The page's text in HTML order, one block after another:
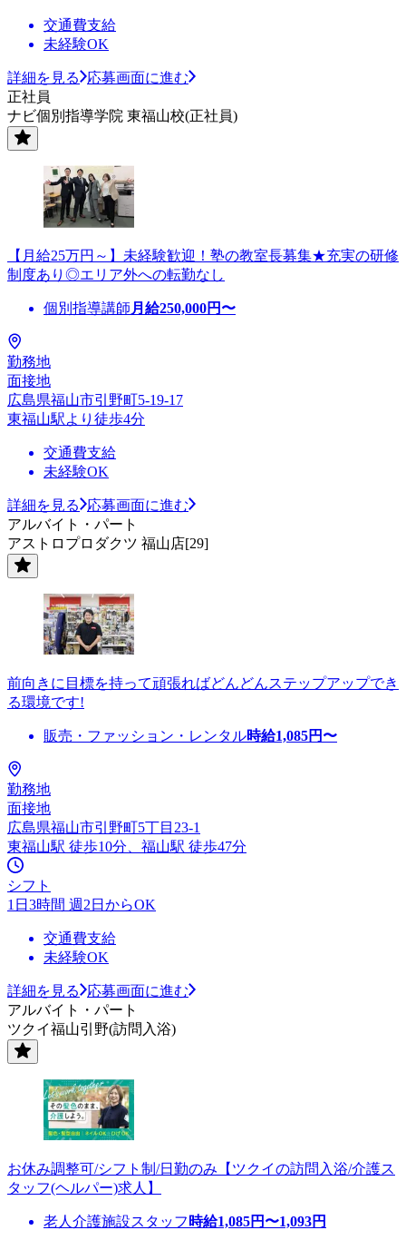
交通費支給
未経験OK
詳細を見る
応募画面に進む
正社員
ナビ個別指導学院 東福山校(正社員)
【月給25万円～】未経験歓迎！塾の教室長募集★充実の研修
制度あり◎エリア外への転勤なし
個別指導講師 月給250,000円〜
勤務地
面接地
広島県福山市引野町5-19-17
東福山駅より徒歩4分
交通費支給
未経験OK
詳細を見る
応募画面に進む
アルバイト・パート
アストロプロダクツ 福山店[29]
前向きに目標を持って頑張ればどんどんステップアップでき
る環境です!
販売・ファッション・レンタル時給1,085円〜
勤務地
面接地
広島県福山市引野町5丁目23-1
東福山駅 徒歩10分、福山駅 徒歩47分
シフト
1日3時間 週2日からOK
交通費支給
未経験OK
詳細を見る
応募画面に進む
アルバイト・パート
ツクイ福山引野(訪問入浴)
お休み調整可/シフト制/日勤のみ【ツクイの訪問入浴/介護ス
タッフ(ヘルパー)求人】
老人介護施設スタッフ 時給1,085円〜1,093円